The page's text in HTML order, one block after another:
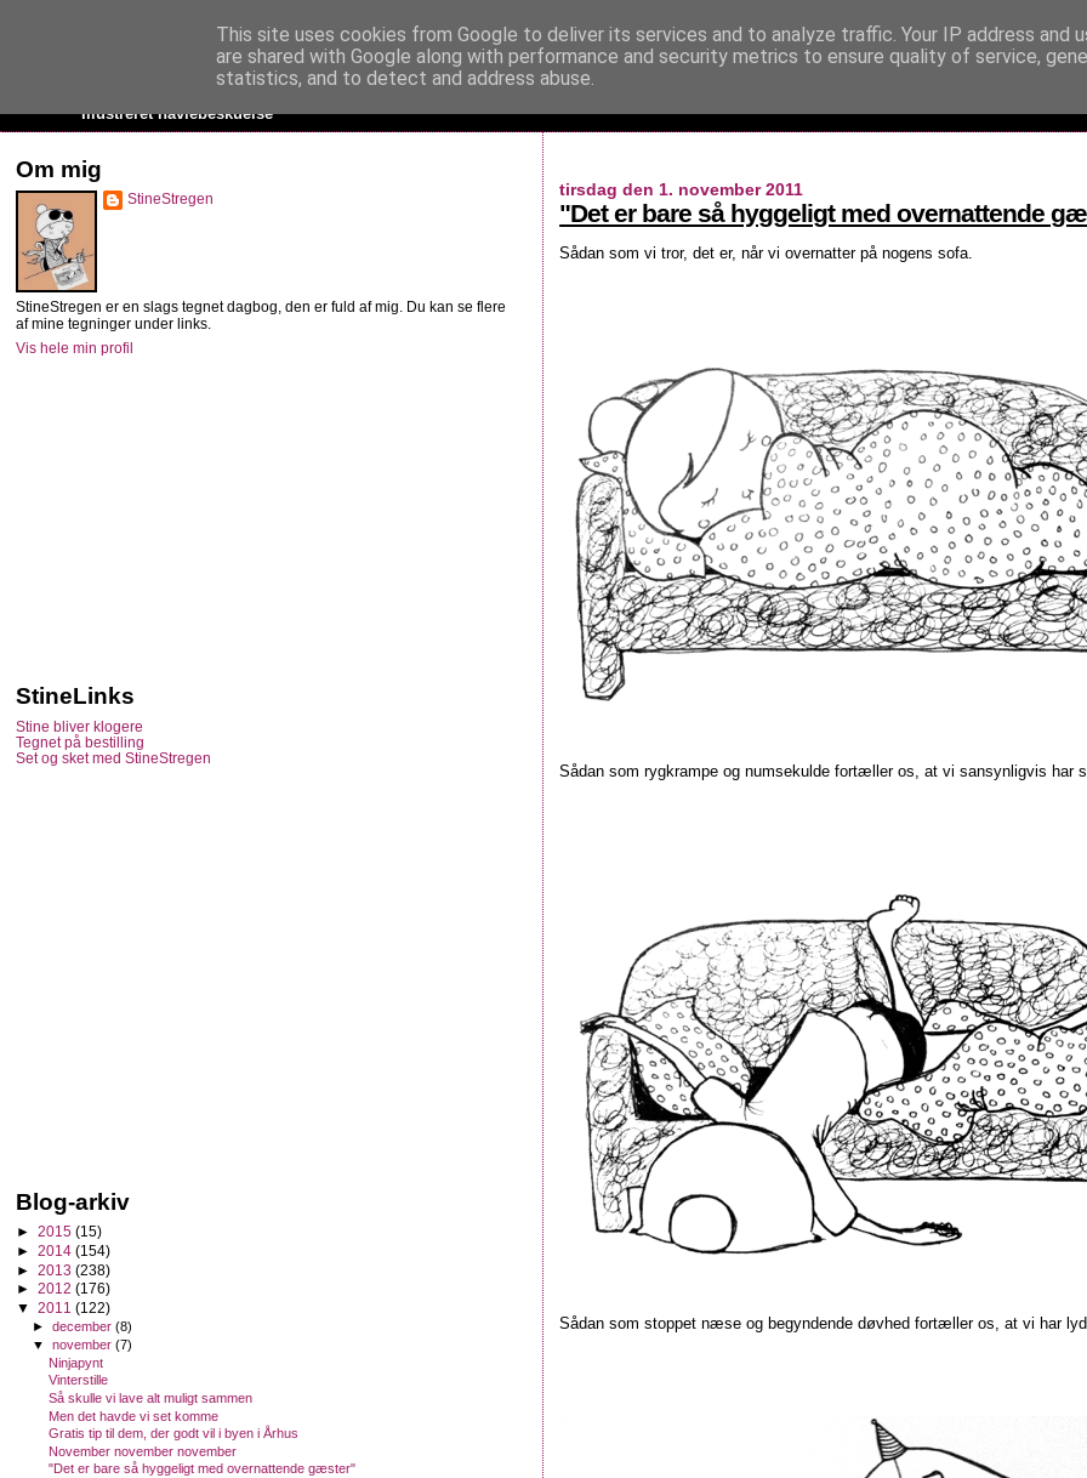
StineStregen
Illustreret navlebeskuelse
tirsdag den 1. november 2011
"Det er bare så hyggeligt med overnattende
Sådan som vi tror, det er, når vi overnatter på nogens sofa.
Sådan som rygkrampe og numsekulde fortæller os, at vi sansynligvis har
Sådan som stoppet næse og begyndende døvhed fortæller os, at vi har
Om mig
StineStregen
StineStregen er en slags tegnet dagbog, den er fuld af mig. Du kan se flere
af mine tegninger under links.
Vis hele min profil
StineLinks
Stine bliver klogere
Tegnet på bestilling
Set og sket med StineStregen
Blog-arkiv
► 2015 (15)
► 2014 (154)
► 2013 (238)
► 2012 (176)
▼ 2011 (122)
►december(8)
▼november(7)
Ninjapynt
Vinterstille
Så skulle vi lave alt muligt sammen
Men det havde vi set komme
Gratis tip til dem, der godt vil i byen i Århus
November november november
"Det er bare så hyggeligt med overnattende gæster"
This site uses cookies from Google to deliver its services and to analyze traffic. Your IP address and
are shared with Google along with performance and security metrics to ensure quality of service,
statistics, and to detect and address abuse.